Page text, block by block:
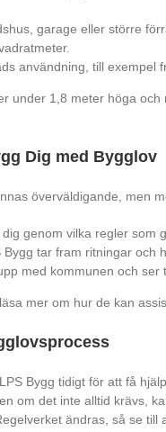
garage eller större
användning, till exempel
under 1,8 meter höga
Dig med Bygglov
överväldigande, men
genom vilka regler som
Bygg tar fram ritningar och
med kommunen och ser
mer om hur de kan
Bygg tidigt för att få
om det inte alltid krävs,
ändras, så se till